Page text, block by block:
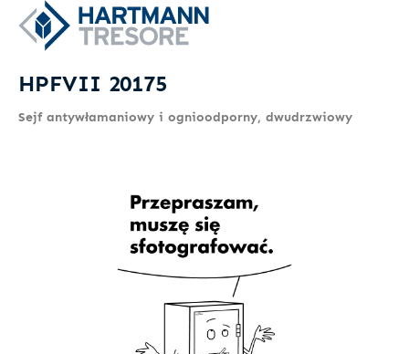
HPFVII 20175
Sejf antywłamaniowy i ognioodporny, dwudrzwiowy